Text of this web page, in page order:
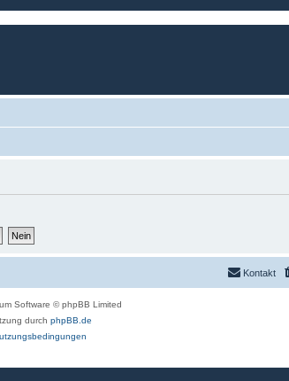
Kontakt
Software © phpBB Limited
durch phpBB.de